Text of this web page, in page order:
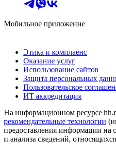
Мобильное приложение
Этика и комплаенс
Оказание услуг
Использование сайтов
Защита персональных
Пользовательское
ИТ аккредитация
На информационном ресурсе
рекомендательные технологии
предоставления информации на
и анализа сведений,